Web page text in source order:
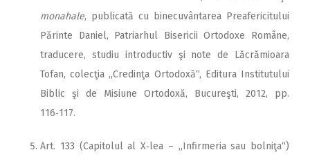
monahale, publicată cu binecuvântarea Preafericitului
Părinte Daniel, Patriarhul Bisericii Ortodoxe Române,
traducere, studiu introductiv şi note de Lăcrămioara
Tofan, colecţia „Credinţa Ortodoxă“, Editura Institutului
Biblic şi de Misiune Ortodoxă, Bucureşti, 2012, pp.
116‑117.
Art. 133 (Capitolul al X‑lea – „Infirmeria sau bolniţa“)